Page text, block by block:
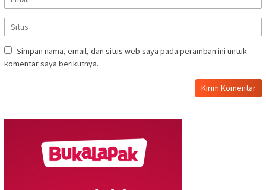
Simpan nama, email, dan situs web saya pada peramban ini untuk
komentar saya berikutnya.